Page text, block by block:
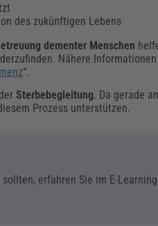
des zukünftigen Lebens
dementer Menschen
Nähere
“.
Sterbebegleitung. Da gerade
Prozess unterstützen.
erfahren Sie im E-Learning